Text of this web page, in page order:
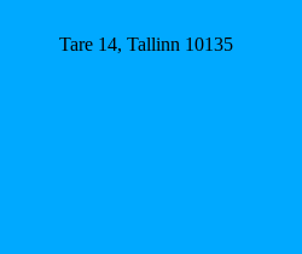
Tare 14, Tallinn 10135